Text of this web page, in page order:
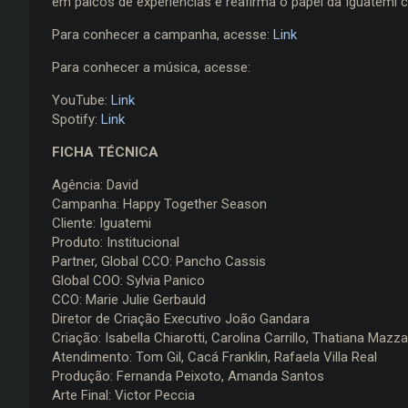
Para conhecer a campanha, acesse: Link
Para conhecer a música, acesse:
YouTube: Link
Spotify: Link
FICHA TÉCNICA
Agência: David
Campanha: Happy Together Season
Cliente: Iguatemi
Produto: Institucional
Partner, Global CCO: Pancho Cassis
Global COO: Sylvia Panico
CCO: Marie Julie Gerbauld
Diretor de Criação Executivo João Gandara
Criação: Isabella Chiarotti, Carolina Carrillo, Thatiana Mazza
Atendimento: Tom Gil, Cacá Franklin, Rafaela Villa Real
Produção: Fernanda Peixoto, Amanda Santos
Arte Final: Victor Peccia